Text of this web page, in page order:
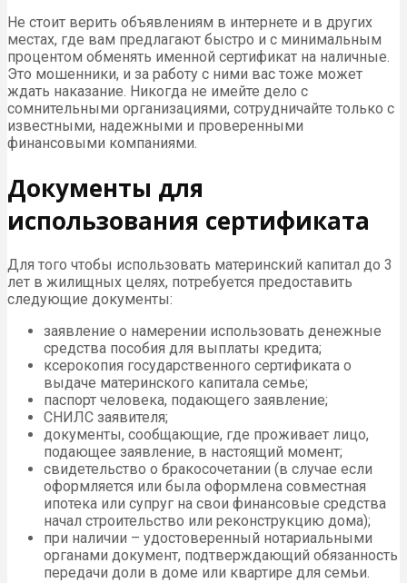
Не стоит верить объявлениям в интернете и в других
местах, где вам предлагают быстро и с минимальным
процентом обменять именной сертификат на наличные.
Это мошенники, и за работу с ними вас тоже может
ждать наказание. Никогда не имейте дело с
сомнительными организациями, сотрудничайте только с
известными, надежными и проверенными
финансовыми компаниями.
Документы для
использования сертификата
Для того чтобы использовать материнский капитал до 3
лет в жилищных целях, потребуется предоставить
следующие документы:
заявление о намерении использовать денежные
средства пособия для выплаты кредита;
ксерокопия государственного сертификата о
выдаче материнского капитала семье;
паспорт человека, подающего заявление;
СНИЛС заявителя;
документы, сообщающие, где проживает лицо,
подающее заявление, в настоящий момент;
свидетельство о бракосочетании (в случае если
оформляется или была оформлена совместная
ипотека или супруг на свои финансовые средства
начал строительство или реконструкцию дома);
при наличии – удостоверенный нотариальными
органами документ, подтверждающий обязанность
передачи доли в доме или квартире для семьи.